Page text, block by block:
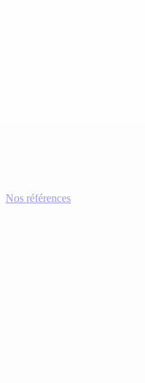
Nos références